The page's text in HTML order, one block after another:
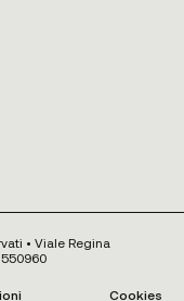
• Viale Regina
Cookies